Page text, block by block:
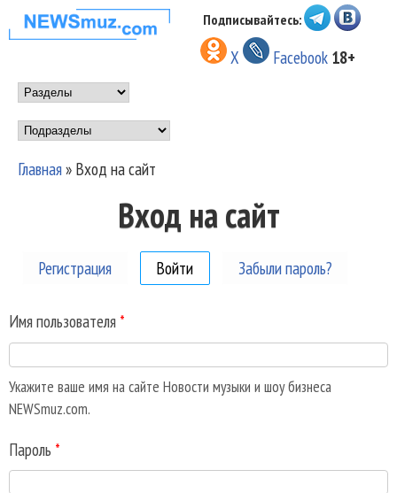
Перейти к основному
содержанию
НОВОСТИ
МУЗЫКИ И
ШОУ БИЗНЕСА
NEWSMUZ.COM
Подписывайтесь:
X Facebook 18+
Main menu
Подразделы
Вы здесь
Главная» Вход на сайт
Вход на сайт
Регистрация Войти (активная вкладка)
Забыли пароль?
Имя пользователя *
Укажите ваше имя на сайте Новости музыки и шоу бизнеса
NEWSmuz.com.
Пароль *